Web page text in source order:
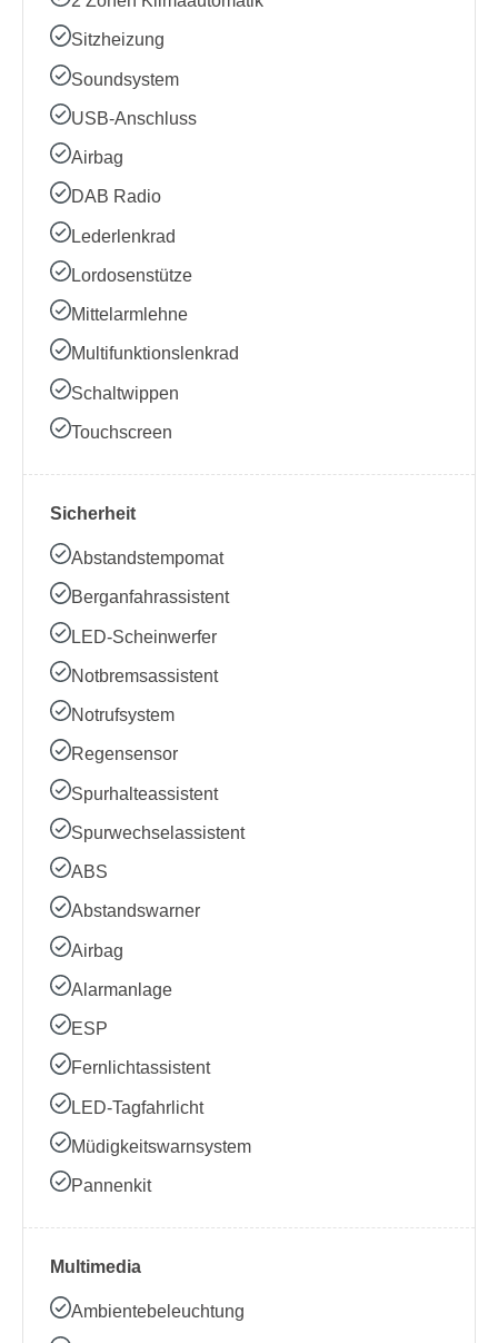
Sitzheizung
Soundsystem
USB-Anschluss
Airbag
DAB Radio
Lederlenkrad
Lordosenstütze
Mittelarmlehne
Multifunktionslenkrad
Schaltwippen
Touchscreen
Sicherheit
Abstandstempomat
Berganfahrassistent
LED-Scheinwerfer
Notbremsassistent
Notrufsystem
Regensensor
Spurhalteassistent
Spurwechselassistent
ABS
Abstandswarner
Airbag
Alarmanlage
ESP
Fernlichtassistent
LED-Tagfahrlicht
Müdigkeitswarnsystem
Pannenkit
Multimedia
Ambientebeleuchtung